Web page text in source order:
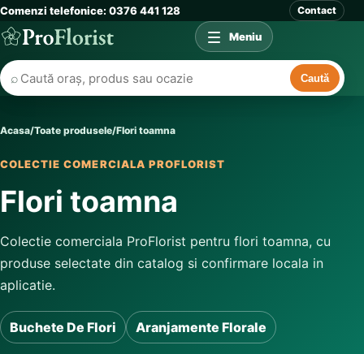
Comenzi telefonice: 0376 441 128 Contact
⌕ Caută
Meniu
Acasa/Toate produsele/Flori toamna
COLECTIE COMERCIALA PROFLORIST
Flori toamna
Colectie comerciala ProFlorist pentru flori toamna, cu
produse selectate din catalog si confirmare locala in
aplicatie.
Buchete De Flori Aranjamente Florale